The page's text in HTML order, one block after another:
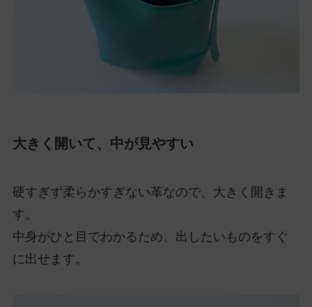
大きく開いて、中が見やすい
硬すぎず柔らかすぎない革なので、大きく開きま
す。
中身がひと目でわかるため、出したいものをすぐ
に出せます。